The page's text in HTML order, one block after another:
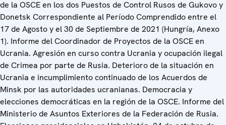
de la OSCE en los dos Puestos de Control Rusos de Gukovo y
Donetsk Correspondiente al Período Comprendido entre el
17 de Agosto y el 30 de Septiembre de 2021 (Hungría, Anexo
1). Informe del Coordinador de Proyectos de la OSCE en
Ucrania. Agresión en curso contra Ucrania y ocupación ilegal
de Crimea por parte de Rusia. Deterioro de la situación en
Ucrania e incumplimiento continuado de los Acuerdos de
Minsk por las autoridades ucranianas. Democracia y
elecciones democráticas en la región de la OSCE. Informe del
Ministerio de Asuntos Exteriores de la Federación de Rusia.